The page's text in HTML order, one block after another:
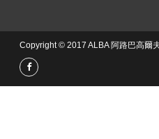
Copyright © 2017 ALBA 阿路巴高爾